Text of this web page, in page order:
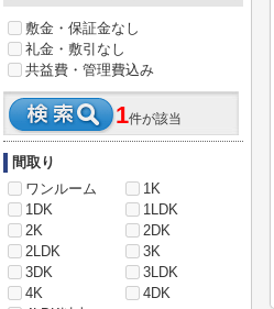
敷金・保証金なし
礼金・敷引なし
共益費・管理費込み
1件が該当
間取り
ワンルーム
1K
1DK
1LDK
2K
2DK
2LDK
3K
3DK
3LDK
4K
4DK